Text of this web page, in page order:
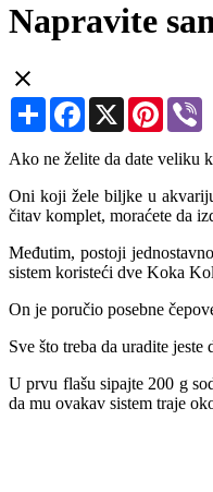
Napravite
Share Facebook
X Pinterest
Ako ne želite da date veliku
Oni koji žele biljke u
čitav komplet, moraćete da
Međutim, postoji
sistem koristeći dve Koka
On je poručio posebne
Sve što treba da uradite
U prvu flašu sipajte 200 g
da mu ovakav sistem traje